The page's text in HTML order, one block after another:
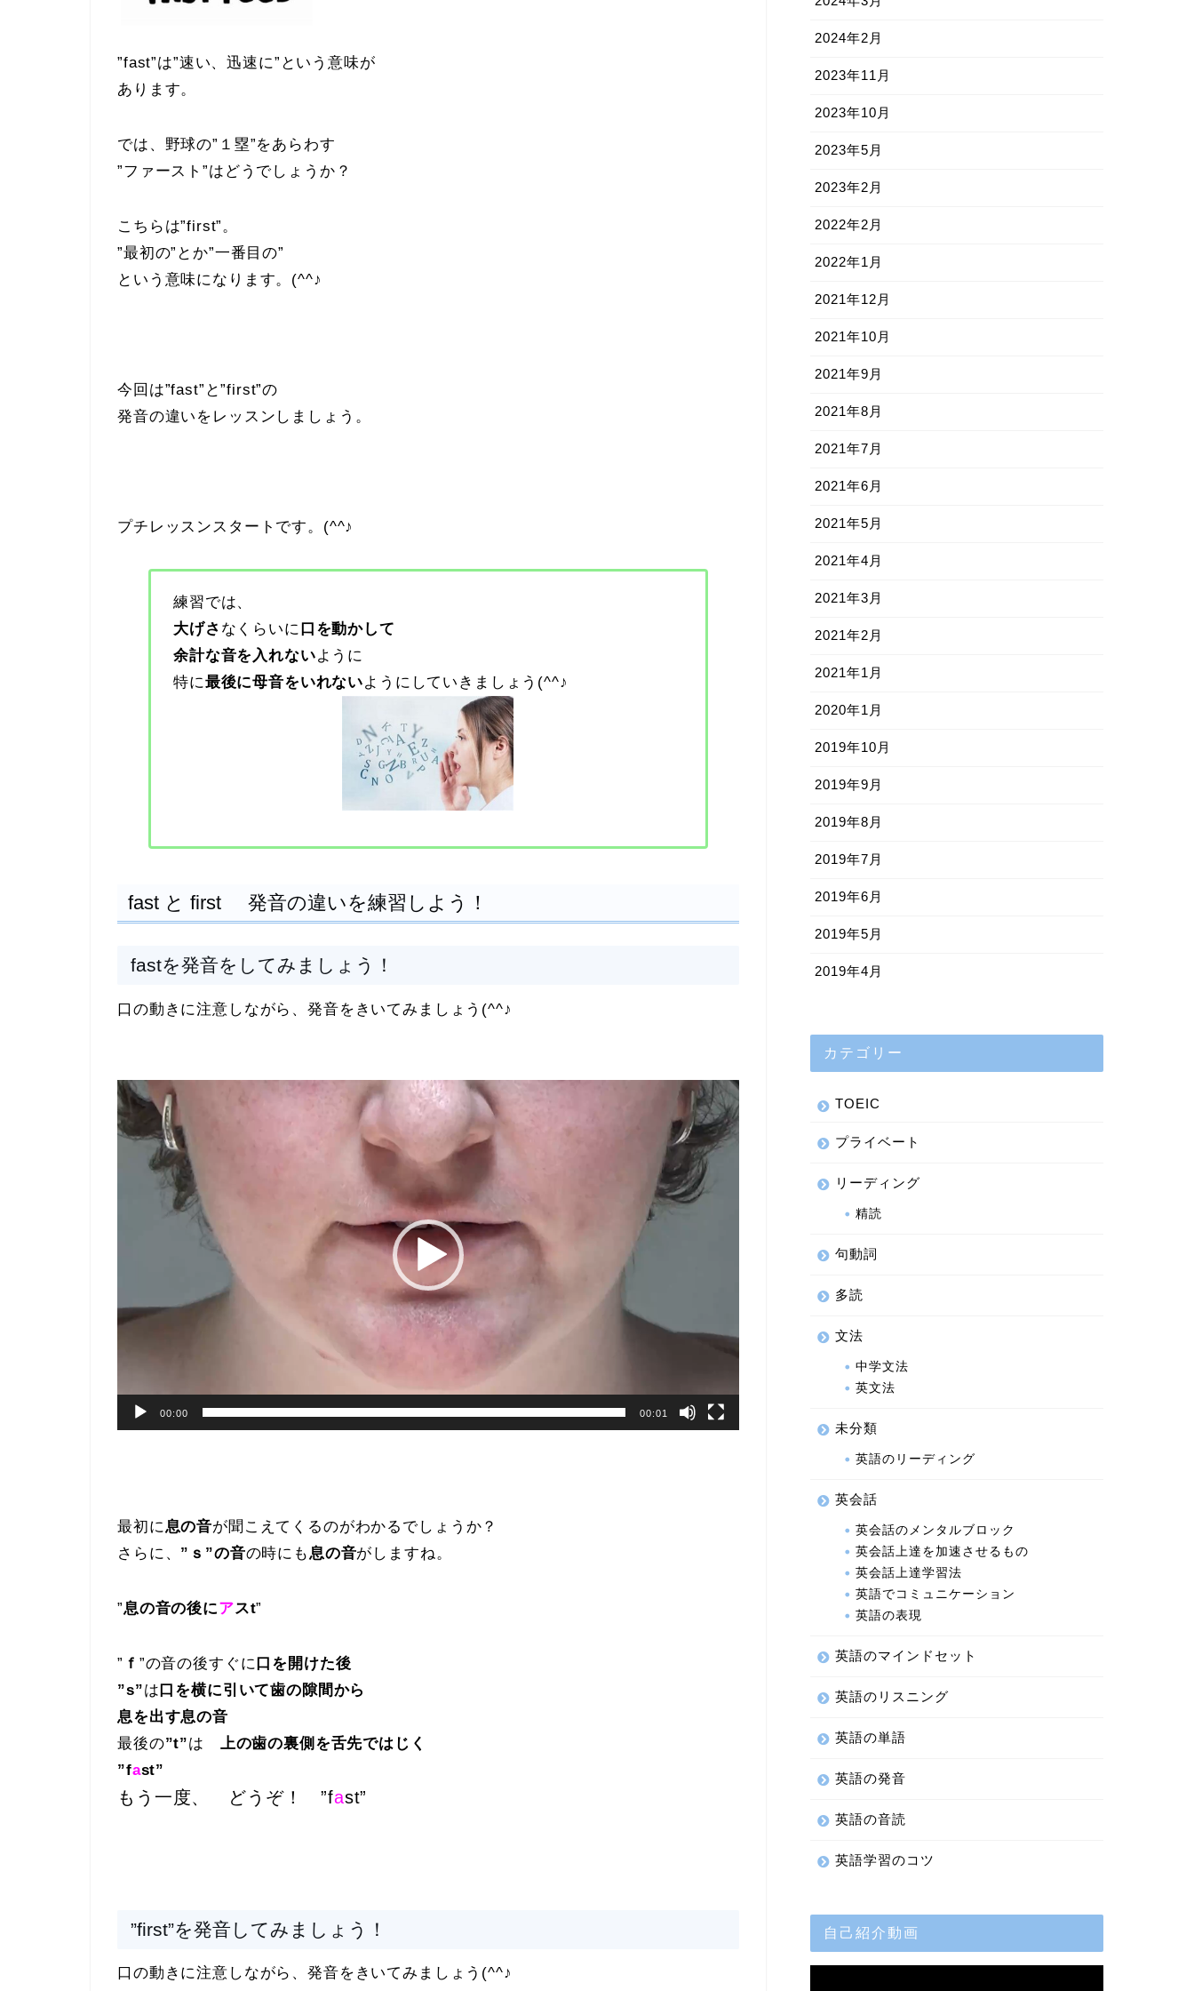
”fast”は”速い、迅速に”という意味が
あります。
では、野球の”１塁”をあらわす
”ファースト”はどうでしょうか？
こちらは”first”。
”最初の”とか”一番目の”
という意味になります。(^^♪
今回は”fast”と”first”の
発音の違いをレッスンしましょう。
プチレッスンスタートです。(^^♪
練習では、
大げさ なくらいに 口を動かして
余計な音を入れないように
特に最後に母音をいれないようにしていきましょう(^^♪
fast と first 発音の違いを練習しよう！
fastを発音をしてみましょう！
口の動きに注意しながら、発音をきいてみましょう(^^♪
動
画
プ
00:00 00:01
最初に 息の音が聞こえてくるのがわかるでしょうか？
さらに、 ”ｓ”の音の時にも 息の音がしますね。
”息の音の後にアスt”
” ｆ ”の音の後すぐに 口を開けた後
”s”は口を横に引いて歯の隙間から
息を出す息の音
最後の”t”は
上の歯の裏側を舌先ではじく
”fast”
もう一度、 どうぞ！ ”fast”
”first”を発音してみましょう！
口の動きに注意しながら、発音をきいてみましょう(^^♪
2024年2月
2023年11月
2023年10月
2023年5月
2023年2月
2022年2月
2022年1月
2021年12月
2021年10月
2021年9月
2021年8月
2021年7月
2021年6月
2021年5月
2021年4月
2021年3月
2021年2月
2021年1月
2020年1月
2019年10月
2019年9月
2019年8月
2019年7月
2019年6月
2019年5月
2019年4月
カテゴリー
TOEIC
プライベート
リーディング
精読
句動詞
多読
文法
中学文法
英文法
未分類
英語のリーディング
英会話
英会話のメンタルブロック
英会話上達を加速させるもの
英会話上達学習法
英語でコミュニケーション
英語の表現
英語のマインドセット
英語のリスニング
英語の単語
英語の発音
英語の音読
英語学習のコツ
自己紹介動画